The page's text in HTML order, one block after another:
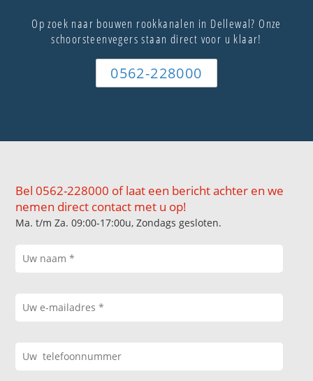
Op zoek naar bouwen rookkanalen in Dellewal? Onze
schoorsteenvegers staan direct voor u klaar!
0562-228000
Bel 0562-228000 of laat een bericht achter en we
nemen direct contact met u op!
Ma. t/m Za. 09:00-17:00u, Zondags gesloten.